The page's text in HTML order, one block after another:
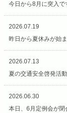
今日から8月に突入で
2026.07.19
昨日から夏休みが始
2026.07.13
夏の交通安全啓発活
2026.06.30
本日、6月定例会が閉